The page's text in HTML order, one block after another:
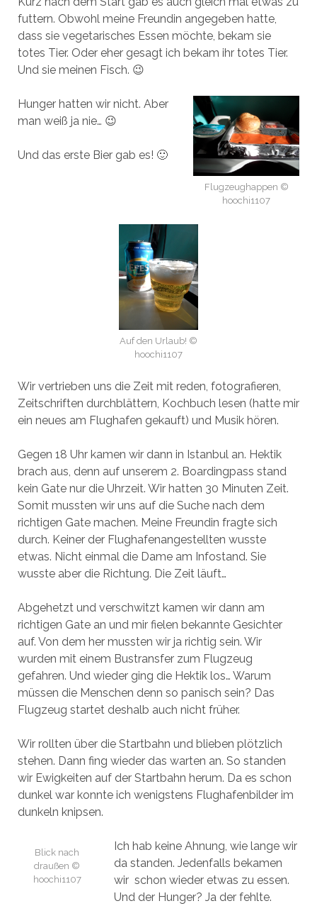
futtern. Obwohl meine Freundin angegeben hatte,
dass sie vegetarisches Essen möchte, bekam sie
totes Tier. Oder eher gesagt ich bekam ihr totes Tier.
Und sie meinen Fisch. 😉
Flugzeughappen ©
hoochi1107
Hunger hatten wir nicht. Aber
man weiß ja nie… 😉
Und das erste Bier gab es! 🙂
Auf den Urlaub! ©
hoochi1107
Wir vertrieben uns die Zeit mit reden, fotografieren,
Zeitschriften durchblättern, Kochbuch lesen (hatte mir
ein neues am Flughafen gekauft) und Musik hören.
Gegen 18 Uhr kamen wir dann in Istanbul an. Hektik
brach aus, denn auf unserem 2. Boardingpass stand
kein Gate nur die Uhrzeit. Wir hatten 30 Minuten Zeit.
Somit mussten wir uns auf die Suche nach dem
richtigen Gate machen. Meine Freundin fragte sich
durch. Keiner der Flughafenangestellten wusste
etwas. Nicht einmal die Dame am Infostand. Sie
wusste aber die Richtung. Die Zeit läuft…
Abgehetzt und verschwitzt kamen wir dann am
richtigen Gate an und mir fielen bekannte Gesichter
auf. Von dem her mussten wir ja richtig sein. Wir
wurden mit einem Bustransfer zum Flugzeug
gefahren. Und wieder ging die Hektik los… Warum
müssen die Menschen denn so panisch sein? Das
Flugzeug startet deshalb auch nicht früher.
Wir rollten über die Startbahn und blieben plötzlich
stehen. Dann fing wieder das warten an. So standen
wir Ewigkeiten auf der Startbahn herum. Da es schon
dunkel war konnte ich wenigstens Flughafenbilder im
dunkeln knipsen.
Blick nach
draußen ©
hoochi1107
Ich hab keine Ahnung, wie lange wir
da standen. Jedenfalls bekamen
wir schon wieder etwas zu essen.
Und der Hunger? Ja der fehlte.